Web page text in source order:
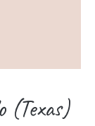
(Texas)